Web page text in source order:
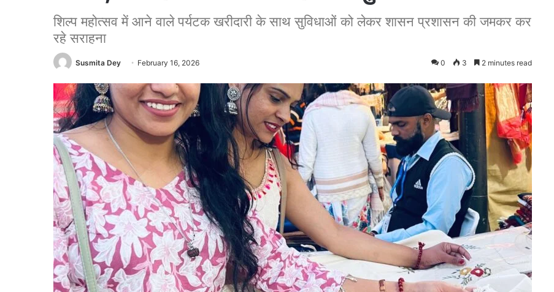
शिल्प महोत्सव में आने वाले पर्यटक खरीदारी के साथ सुविधाओं को लेकर शासन प्रशासन की जमकर कर
रहे सराहना
Susmita Dey February 16, 2026 0 3 2 minutes read